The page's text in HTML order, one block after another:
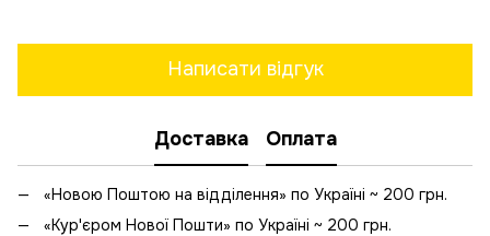
Написати відгук
Доставка Оплата
«Новою Поштою на відділення» по Україні ~ 200 грн.
«Кур'єром Нової Пошти» по Україні ~ 200 грн.